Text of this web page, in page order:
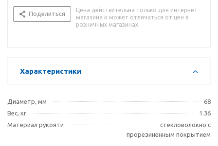
Поделиться
Цена действительна только для интернет-
магазина и может отличаться от цен в
розничных магазинах
Характеристики
Диаметр, мм
68
Вес, кг
1.36
Материал рукояти
стекловолокно с
прорезиненным покрытием